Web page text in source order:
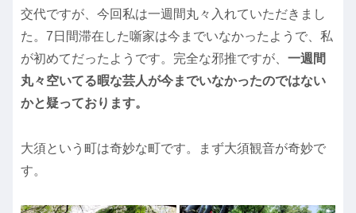
交代ですが、今回私は一週間丸々入れていただきまし
た。7日間滞在した噺家は今までいなかったようで、私
が初めてだったようです。完全な邪推ですが、 一週間
丸々空いてる暇な芸人が今までいなかったのではない
かと疑っております。
大須という町は奇妙な町です。まず大須観音が奇妙で
す。